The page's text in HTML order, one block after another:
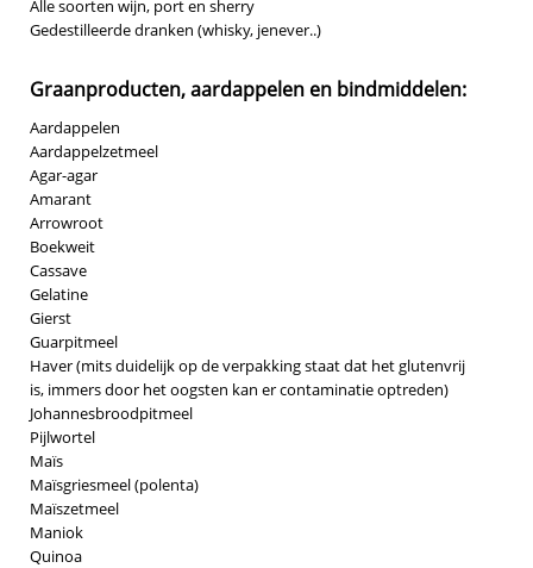
Alle soorten wijn, port en sherry
Gedestilleerde dranken (whisky, jenever..)
Graanproducten, aardappelen en bindmiddelen:
Aardappelen
Aardappelzetmeel
Agar-agar
Amarant
Arrowroot
Boekweit
Cassave
Gelatine
Gierst
Guarpitmeel
Haver (mits duidelijk op de verpakking staat dat het glutenvrij
is, immers door het oogsten kan er contaminatie optreden)
Johannesbroodpitmeel
Pijlwortel
Maïs
Maïsgriesmeel (polenta)
Maïszetmeel
Maniok
Quinoa